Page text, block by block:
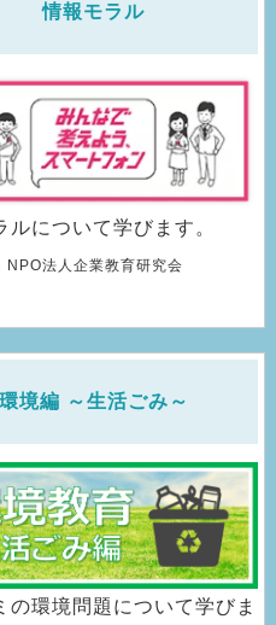
情報モラル
ルについて学びます。
NPO法人企業教育研究会
環境編 ～生活ごみ～
の環境問題について学びま